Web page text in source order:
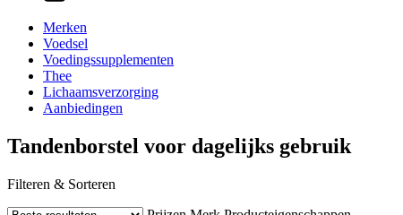
Merken
Voedsel
Voedingssupplementen
Thee
Lichaamsverzorging
Aanbiedingen
Tandenborstel voor dagelijks gebruik
Filteren & Sorteren